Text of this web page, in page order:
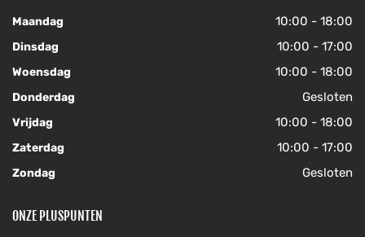
Maandag 10:00 - 18:00
Dinsdag 10:00 - 17:00
Woensdag 10:00 - 18:00
Donderdag Gesloten
Vrijdag 10:00 - 18:00
Zaterdag 10:00 - 17:00
Zondag Gesloten
ONZE PLUSPUNTEN